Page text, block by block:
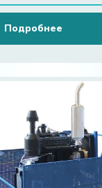
Подробнее